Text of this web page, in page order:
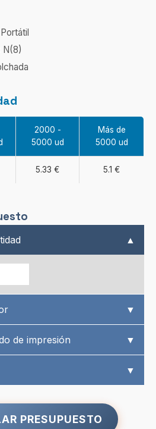
N(8)
2000 -
5000 ud
Más de
5000 ud
5.33 € 5.1 €
▲
▼
de impresión ▼
▼
PRESUPUESTO